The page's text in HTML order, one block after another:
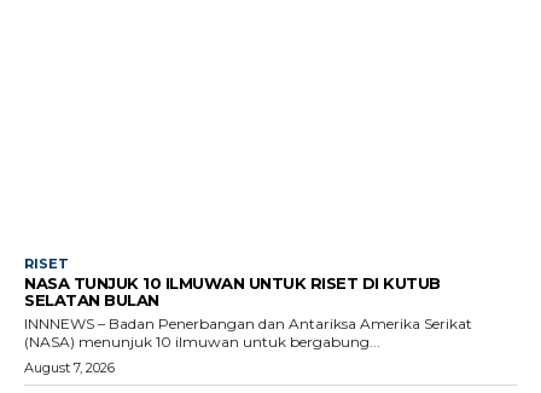
RISET
NASA TUNJUK 10 ILMUWAN UNTUK RISET DI KUTUB
SELATAN BULAN
INNNEWS – Badan Penerbangan dan Antariksa Amerika Serikat
(NASA) menunjuk 10 ilmuwan untuk bergabung...
August 7, 2026